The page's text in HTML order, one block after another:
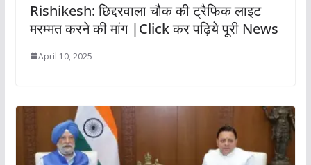
Rishikesh: छिद्दरवाला चौक की ट्रैफिक लाइट
मरम्मत करने की मांग |Click कर पढ़िये पूरी News
April 10, 2025